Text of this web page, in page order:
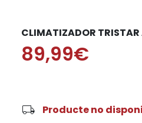
CLIMATIZADOR
89,99€
local_shipping Producte no